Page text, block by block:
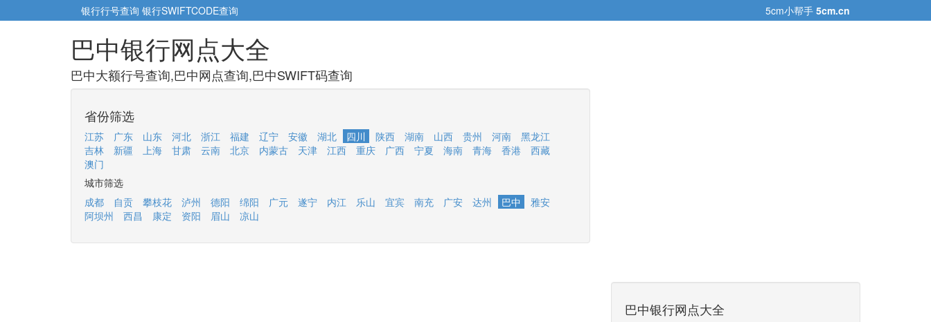
银行行号查询 银行SWIFTCODE查询 5cm小帮手 5cm.cn
巴中银行网点大全
巴中大额行号查询,巴中网点查询,巴中SWIFT码查询
省份筛选
江苏 广东 山东 河北 浙江 福建 辽宁 安徽 湖北 四川 陕西 湖南 山西 贵州 河南
黑龙江
吉林
新疆 上海 甘肃 云南 北京 内蒙古 天津 江西 重庆 广西 宁夏 海南 青海 香港
西藏
澳门
城市筛选
成都
自贡 攀枝花 泸州 德阳 绵阳 广元 遂宁 内江 乐山 宜宾 南充 广安 达州 巴中
雅安
阿坝州
西昌 康定 资阳 眉山 凉山
巴中银行网点大全